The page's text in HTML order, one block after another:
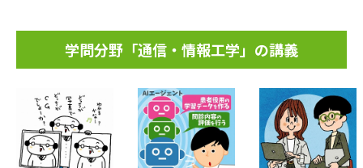
学問分野「通信・情報工学」の講義